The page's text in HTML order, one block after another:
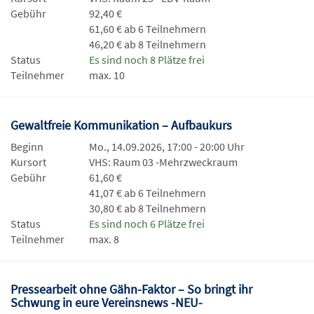
Gebühr
92,40 €
61,60 € ab 6 Teilnehmern
46,20 € ab 8 Teilnehmern
Status
Es sind noch 8 Plätze frei
Teilnehmer
max. 10
Gewaltfreie Kommunikation – Aufbaukurs
Beginn
Mo., 14.09.2026, 17:00 - 20:00 Uhr
Kursort
VHS: Raum 03 -Mehrzweckraum
Gebühr
61,60 €
41,07 € ab 6 Teilnehmern
30,80 € ab 8 Teilnehmern
Status
Es sind noch 6 Plätze frei
Teilnehmer
max. 8
Pressearbeit ohne Gähn-Faktor – So bringt ihr
Schwung in eure Vereinsnews -NEU-